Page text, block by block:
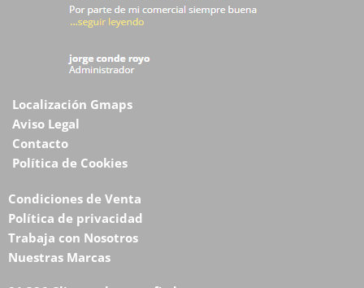
Localización Gmaps
Aviso Legal
Contacto
Política de Cookies
Condiciones de Venta
Política de privacidad
Trabaja con Nosotros
Nuestras Marcas